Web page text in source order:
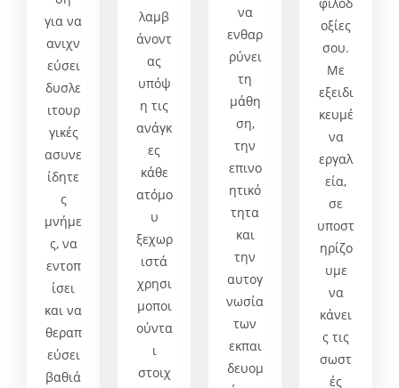
για να
ανιχν
εύσει
δυσλε
ιτουρ
γικές
ασυνε
ίδητε
ς
μνήμε
ς, να
εντοπ
ίσει
και να
θεραπ
εύσει
βαθιά
λαμβ
άνοντ
ας
υπόψ
η τις
ανάγκ
ες
κάθε
ατόμο
υ
ξεχωρ
ιστά
χρησι
μοποι
ούντα
ι
στοιχ
να
ενθαρ
ρύνει
τη
μάθη
ση,
την
επινο
ητικό
τητα
και
την
αυτογ
νωσία
των
εκπαι
δευομ
οξίες
σου.
Με
εξειδι
κευμέ
να
εργαλ
εία,
σε
υποστ
ηρίζο
υμε
να
κάνει
ς τις
σωστ
ές